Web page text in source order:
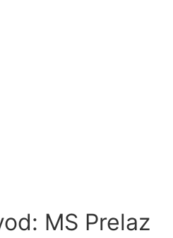
MS Prelaz